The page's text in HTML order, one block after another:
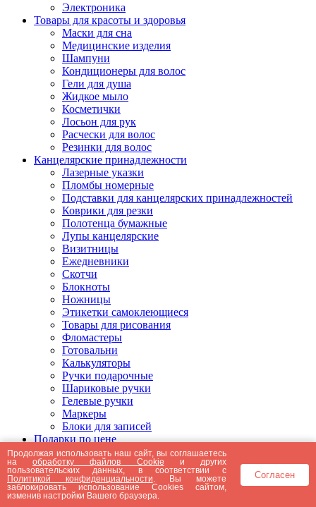
Электроника
Товары для красоты и здоровья
Маски для сна
Медицинские изделия
Шампуни
Кондиционеры для волос
Гели для душа
Жидкое мыло
Косметички
Лосьон для рук
Расчески для волос
Резинки для волос
Канцелярские принадлежности
Лазерные указки
Пломбы номерные
Подставки для канцелярских принадлежностей
Коврики для резки
Полотенца бумажные
Лупы канцелярские
Визитницы
Ежедневники
Скотчи
Блокноты
Ножницы
Этикетки самоклеющиеся
Товары для рисования
Фломастеры
Готовальни
Калькуляторы
Ручки подарочные
Шариковые ручки
Гелевые ручки
Маркеры
Блоки для записей
Подарки по цене
Подарки от 5000 рублей
Подарки до 5000 рублей
Подарки до 3000 рублей
Подарки до 2000 рублей
Подарки до 1000 рублей
Продолжая использовать наш сайт, вы соглашаетесь
наобработку файлов Cookie и других
пользовательских данных, в соответствии с
Политикой конфиденциальности . Вы можете
заблокировать использование Cookies сайтом,
изменив настройки Вашего браузера.
Согласен